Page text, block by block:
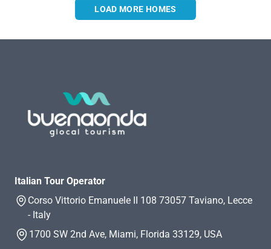
LOAD MORE HOMES
Italian Tour Operator
Corso Vittorio Emanuele II 108 73057 Taviano, Lecce
- Italy
1700 SW 2nd Ave, Miami, Florida 33129, USA